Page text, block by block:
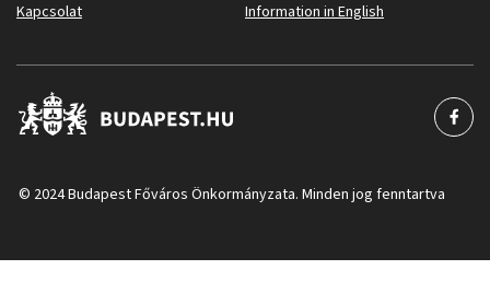
Kapcsolat Information in English
© 2024 Budapest Főváros Önkormányzata. Minden jog fenntartva